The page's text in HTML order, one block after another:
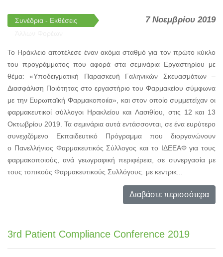
Συνέδρια - Εκθέσεις
7 Νοεμβρίου 2019
Το Ηράκλειο αποτέλεσε έναν ακόμα σταθμό για τον πρώτο κύκλο
του προγράμματος που αφορά στα σεμινάρια Εργαστηρίου με
θέμα: «Υποδειγματική Παρασκευή Γαληνικών Σκευασμάτων –
Διασφάλιση Ποιότητας στο εργαστήριο του Φαρμακείου σύμφωνα
με την Ευρωπαϊκή Φαρμακοποιία», και στον οποίο συμμετείχαν οι
φαρμακευτικοί σύλλογοι Ηρακλείου και Λασιθίου, στις 12 και 13
Οκτωβρίου 2019. Τα σεμινάρια αυτά εντάσσονται, σε ένα ευρύτερο
συνεχιζόμενο Εκπαιδευτικό Πρόγραμμα που διοργανώνουν
ο Πανελλήνιος Φαρμακευτικός Σύλλογος και το ΙΔΕΕΑΦ για τους
φαρμακοποιούς, ανά γεωγραφική περιφέρεια, σε συνεργασία με
τους τοπικούς Φαρμακευτικούς Συλλόγους. με κεντρικ...
Διαβάστε περισσότερα
3rd Patient Compliance Conference 2019